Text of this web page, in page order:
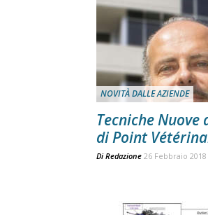
NOVITÀ DALLE AZIENDE
Tecniche Nuove
di Point
Di Redazione 26 Febbraio 2018